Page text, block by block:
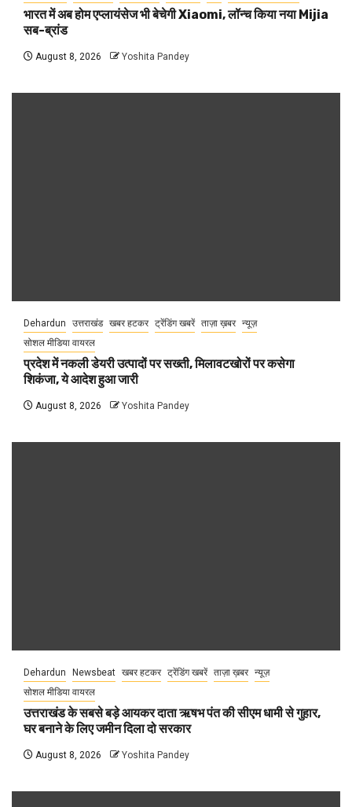
भारत में अब होम एप्लायंसेज भी बेचेगी Xiaomi, लॉन्च किया नया Mijia
सब-ब्रांड
August 8, 2026 Yoshita Pandey
Dehardun उत्तराखंड खबर हटकर ट्रेंडिंग खबरें ताज़ा ख़बर न्यूज़
सोशल मीडिया वायरल
प्रदेश में नकली डेयरी उत्पादों पर सख्ती, मिलावटखोरों पर कसेगा
शिकंजा, ये आदेश हुआ जारी
August 8, 2026 Yoshita Pandey
Dehardun Newsbeat खबर हटकर ट्रेंडिंग खबरें ताज़ा ख़बर न्यूज़
सोशल मीडिया वायरल
उत्तराखंड के सबसे बड़े आयकर दाता ऋषभ पंत की सीएम धामी से गुहार,
घर बनाने के लिए जमीन दिला दो सरकार
August 8, 2026 Yoshita Pandey